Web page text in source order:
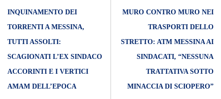
INQUINAMENTO DEI
TORRENTI A MESSINA,
TUTTI ASSOLTI:
SCAGIONATI L’EX SINDACO
ACCORINTI E I VERTICI
AMAM DELL’EPOCA
MURO CONTRO MURO NEI
TRASPORTI DELLO
STRETTO: ATM MESSINA AI
SINDACATI, “NESSUNA
TRATTATIVA SOTTO
MINACCIA DI SCIOPERO”